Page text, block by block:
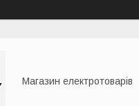
Магазин електротоварів